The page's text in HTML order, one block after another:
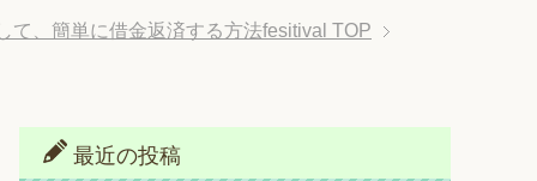
、簡単に借金返済する方法fesitival TOP
最近の投稿